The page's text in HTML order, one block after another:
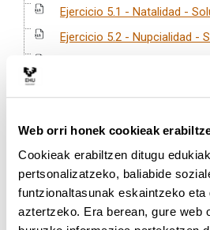
Web orri honek cookieak
Cookieak erabiltzen ditugu
pertsonalizatzeko, baliabide
funtzionaltasunak eskaintzeko eta
aztertzeko. Era berean, gure web
Ejercicio 5.1 - Natalidad -
Ejercicio 5.2 - Nupcialidad -
Solución.xlsx
Ejercicio 6.4 - Indice de
Solución.xlsx
Ejercicio 6.5 - Mortalidad
Ejercicio 6.6 -Tablas de